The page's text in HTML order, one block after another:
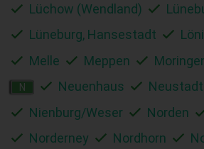
Lüchow (Wendland)
Lüneburg, Hansestadt
Melle Meppen
N Neuenhaus
Nienburg/Weser
Norden
Norderney
Nordhorn